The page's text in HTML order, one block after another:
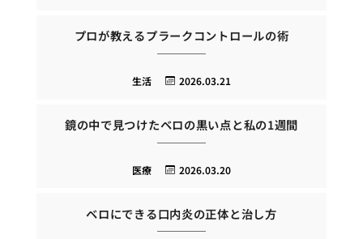
プロが教えるプラークコントロールの術
2026.03.21
生活
鏡の中で見つけたベロの黒い点と私の1週間
2026.03.20
医療
ベロにできる口内炎の正体と治し方